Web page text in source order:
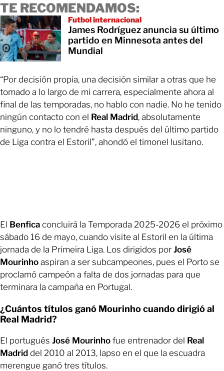
TE RECOMENDAMOS:
Futbol internacional
James Rodríguez anuncia su último
partido en Minnesota antes del
Mundial
“Por decisión propia, una decisión similar a otras que he
tomado a lo largo de mi carrera, especialmente ahora al
final de las temporadas, no hablo con nadie. No he tenido
ningún contacto con el Real Madrid, absolutamente
ninguno, y no lo tendré hasta después del último partido
de Liga contra el Estoril”, ahondó el timonel lusitano.
El Benfica concluirá la Temporada 2025-2026 el próximo
sábado 16 de mayo, cuando visite al Estoril en la última
jornada de la Primeira Liga. Los dirigidos por José
Mourinho aspiran a ser subcampeones, pues el Porto se
proclamó campeón a falta de dos jornadas para que
terminara la campaña en Portugal.
¿Cuántos títulos ganó Mourinho cuando dirigió al
Real Madrid?
El portugués José Mourinho fue entrenador del Real
Madrid del 2010 al 2013, lapso en el que la escuadra
merengue ganó tres títulos.